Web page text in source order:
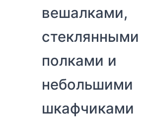
вешалками,
стеклянными
полками и
небольшими
шкафчиками